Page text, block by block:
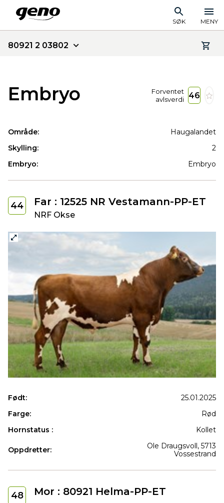
SØK MENY
80921 2 03802
Embryo
Forventet
avlsverdi
46
Område:
Haugalandet
Skylling:
2
Embryo:
Embryo
44 Far : 12525 NR Vestamann-PP-ET
NRF Okse
Født:
25.01.2025
Farge:
Rød
Hornstatus :
Kollet
Oppdretter:
Ole Draugsvoll, 5713
Vossestrand
48 Mor : 80921 Helma-PP-ET